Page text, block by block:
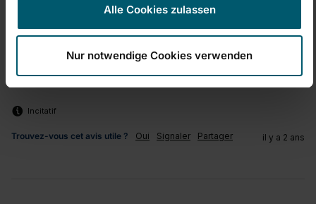
Alle Cookies zulassen
Nur notwendige Cookies verwenden
Incitatif
Trouvez-vous cet avis utile ? Oui Signaler Partager il y a 2 ans